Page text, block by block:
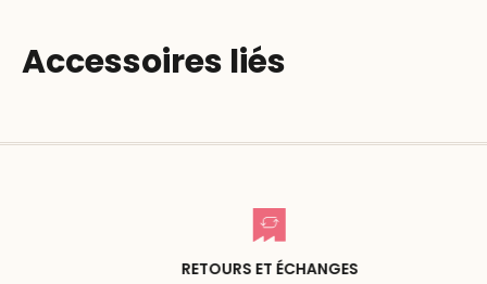
Accessoires liés
RETOURS ET ÉCHANGES